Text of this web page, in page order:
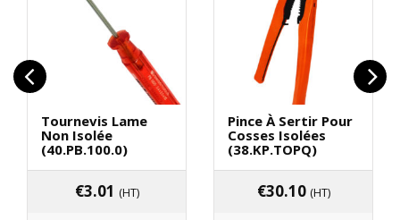
Tournevis Lame
Non Isolée
(40.PB.100.0)
€3.01 (HT)
Pince À Sertir Pour
Cosses Isolées
(38.KP.TOPQ)
€30.10 (HT)